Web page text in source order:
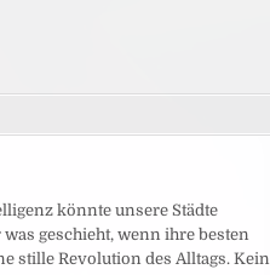
könnte unsere Städte
geschieht, wenn ihre besten
stille Revolution des Alltags. Kein